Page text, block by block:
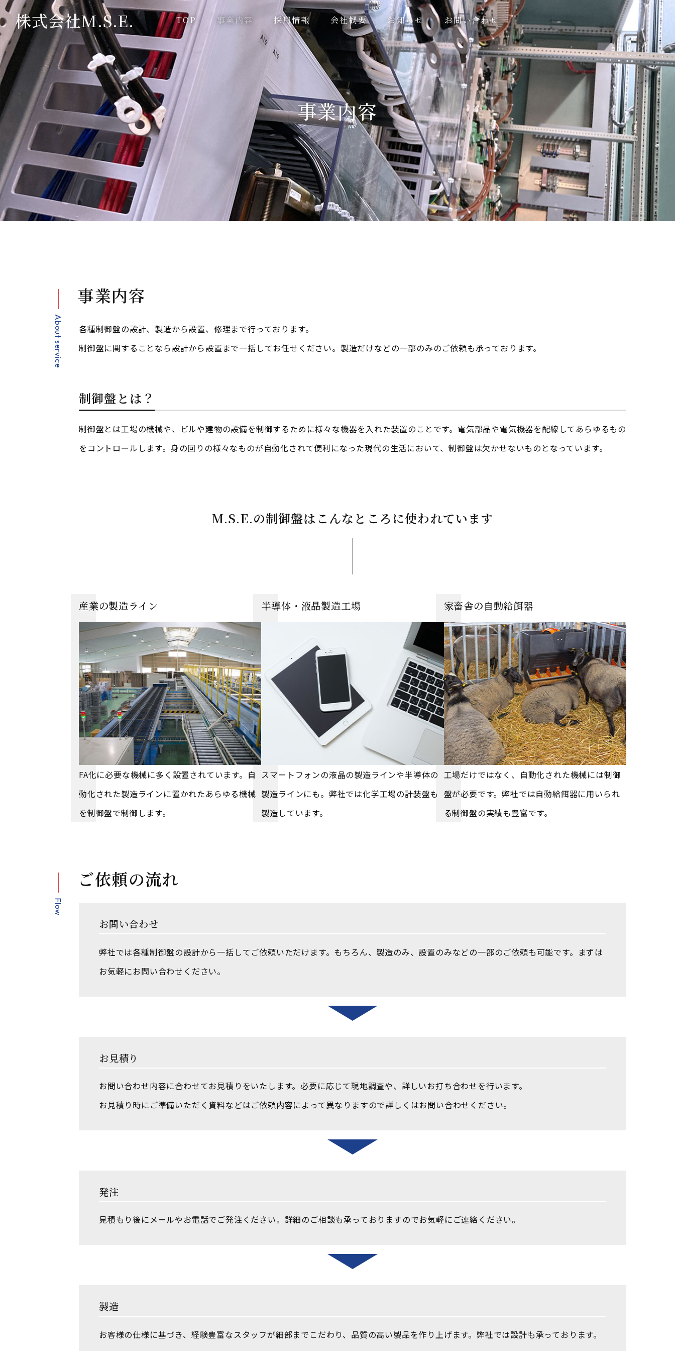
株式会社M.S.E. TOP 事業内容 採用情報 会社概要 お知らせ お問い合わせ
事業内容
About service
事業内容
各種制御盤の設計、製造から設置、修理まで行っております。
制御盤に関することなら設計から設置まで一括してお任せください。製造だけなどの一部のみのご依頼も承っております。
制御盤とは？
制御盤とは工場の機械や、ビルや建物の設備を制御するために様々な機器を入れた装置のことです。電気部品や電気機器を配線してあらゆるもの
をコントロールします。身の回りの様々なものが自動化されて便利になった現代の生活において、制御盤は欠かせないものとなっています。
M.S.E.の制御盤はこんなところに使われています
産業の製造ライン
FA化に必要な機械に多く設置されています。自
動化された製造ラインに置かれたあらゆる機械
を制御盤で制御します。
半導体・液晶製造工場
スマートフォンの液晶の製造ラインや半導体の
製造ラインにも。弊社では化学工場の計装盤も
製造しています。
家畜舎の自動給餌器
工場だけではなく、自動化された機械には制御
盤が必要です。弊社では自動給餌器に用いられ
る制御盤の実績も豊富です。
Flow
ご依頼の流れ
お問い合わせ
弊社では各種制御盤の設計から一括してご依頼いただけます。もちろん、製造のみ、設置のみなどの一部のご依頼も可能です。まずは
お気軽にお問い合わせください。
お見積り
お問い合わせ内容に合わせてお見積りをいたします。必要に応じて現地調査や、詳しいお打ち合わせを行います。
お見積り時にご準備いただく資料などはご依頼内容によって異なりますので詳しくはお問い合わせください。
発注
見積もり後にメールやお電話でご発注ください。詳細のご相談も承っておりますのでお気軽にご連絡ください。
製造
お客様の仕様に基づき、経験豊富なスタッフが細部までこだわり、品質の高い製品を作り上げます。弊社では設計も承っております。